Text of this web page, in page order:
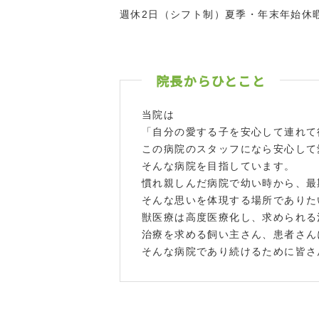
週休2日（シフト制）夏季・年末年始休
院長からひとこと
当院は
「自分の愛する子を安心して連れて
この病院のスタッフになら安心し
そんな病院を目指しています。
慣れ親しんだ病院で幼い時から、
そんな思いを体現する場所でありた
獣医療は高度医療化し、求められ
治療を求める飼い主さん、患者さ
そんな病院であり続けるために皆さ